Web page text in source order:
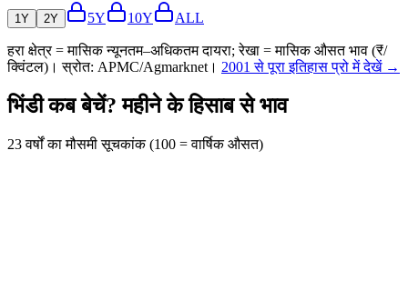
1Y 2Y 5Y 10Y ALL
हरा क्षेत्र = मासिक न्यूनतम–अधिकतम दायरा; रेखा = मासिक औसत भाव (₹/
क्विंटल)। स्रोत: APMC/Agmarknet। 2001 से पूरा इतिहास प्रो में देखें →
भिंडी कब बेचें? महीने के हिसाब से भाव
23 वर्षों का मौसमी सूचकांक (100 = वार्षिक औसत)